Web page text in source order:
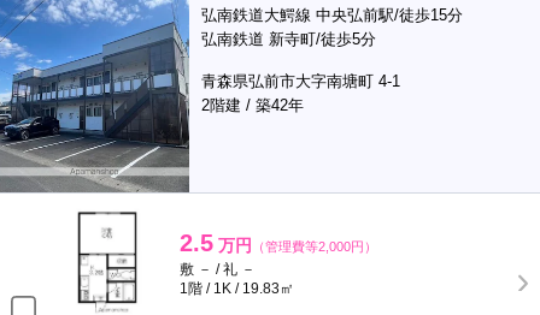
弘南鉄道大鰐線 中央弘前駅/徒歩15分
弘南鉄道 新寺町/徒歩5分
青森県弘前市大字南塘町 4-1
2階建 / 築42年
2.5 万円 （管理費等2,000円）
敷 － / 礼 －
1階 / 1K / 19.83㎡